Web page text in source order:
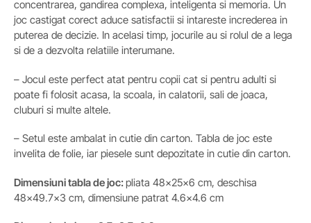
concentrarea, gandirea complexa, inteligenta si memoria. Un
joc castigat corect aduce satisfactii si intareste increderea in
puterea de decizie. In acelasi timp, jocurile au si rolul de a lega
si de a dezvolta relatiile interumane.
– Jocul este perfect atat pentru copii cat si pentru adulti si
poate fi folosit acasa, la scoala, in calatorii, sali de joaca,
cluburi si multe altele.
– Setul este ambalat in cutie din carton. Tabla de joc este
invelita de folie, iar piesele sunt depozitate in cutie din carton.
Dimensiuni tabla de joc:pliata 48x25x6 cm, deschisa
48×49.7×3 cm, dimensiune patrat 4.6×4.6 cm